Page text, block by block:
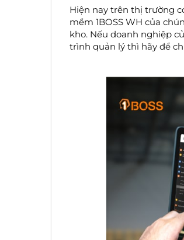
Hiện nay trên thị trường
mềm 1BOSS WH của
kho. Nếu doanh nghiệp
trình quản lý thì hãy để